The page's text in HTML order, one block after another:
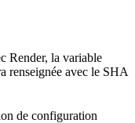
Render, la variable
renseignée avec le SHA
de configuration